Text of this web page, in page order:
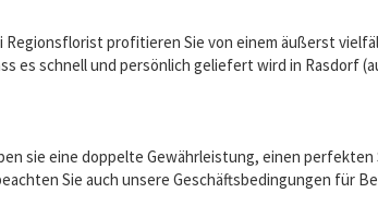
profitieren Sie von einem äußerst
es schnell und persönlich geliefert wird in Rasdorf
sie eine doppelte Gewährleistung, einen perfekten
Sie auch unsere Geschäftsbedingungen für